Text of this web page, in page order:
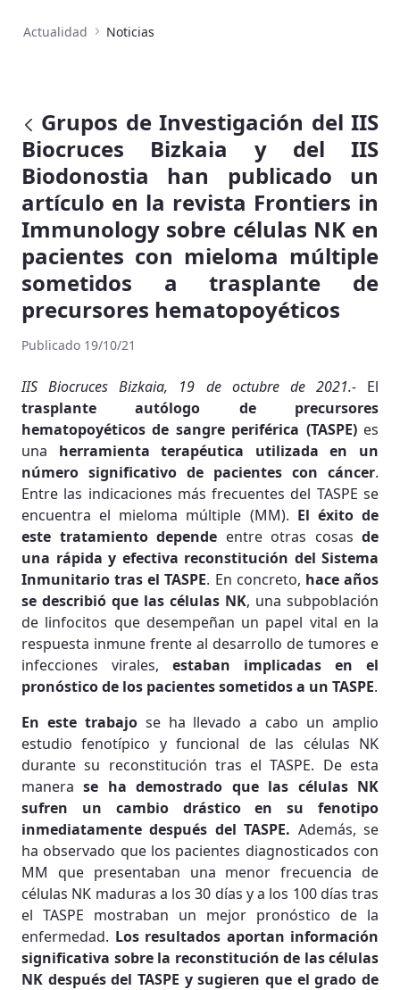
Actualidad Noticias
Grupos de Investigación del IIS
Biocruces Bizkaia y del IIS
Biodonostia han publicado un
artículo en la revista Frontiers in
Immunology sobre células NK en
pacientes con mieloma múltiple
sometidos a trasplante de
precursores hematopoyéticos
Publicado 19/10/21
IIS Biocruces Bizkaia, 19 de octubre de 2021.- El
trasplante autólogo de precursores
hematopoyéticos de sangre periférica (TASPE)es
una herramienta terapéutica utilizada en un
número significativo de pacientes con cáncer.
Entre las indicaciones más frecuentes del TASPE se
encuentra el mieloma múltiple (MM). El éxito de
este tratamiento depende entre otras cosas de
una rápida y efectiva reconstitución del Sistema
Inmunitario tras el TASPE. En concreto, hace años
se describió que las células NK, una subpoblación
de linfocitos que desempeñan un papel vital en la
respuesta inmune frente al desarrollo de tumores e
infecciones virales, estaban implicadas en el
pronóstico de los pacientes sometidos a un TASPE.
En este trabajose ha llevado a cabo un amplio
estudio fenotípico y funcional de las células NK
durante su reconstitución tras el TASPE. De esta
manerase ha demostrado que las células NK
sufren un cambio drástico en su fenotipo
inmediatamente después del TASPE. Además, se
ha observado que los pacientes diagnosticados con
MM que presentaban una menor frecuencia de
células NK maduras a los 30 días y a los 100 días tras
el TASPE mostraban un mejor pronóstico de la
enfermedad. Los resultados aportan información
significativa sobre la reconstitución de las células
NK después del TASPE y sugieren que el grado de